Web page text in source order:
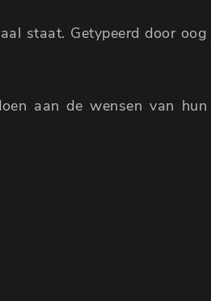
staat. Getypeerd door oog
aan de wensen van hun